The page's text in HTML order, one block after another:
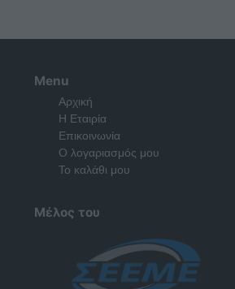
Menu
Αρχική
Η Εταιρία
Επικοινωνία
Ο λογαριασμός μου
Το καλάθι μου
Μέλος του